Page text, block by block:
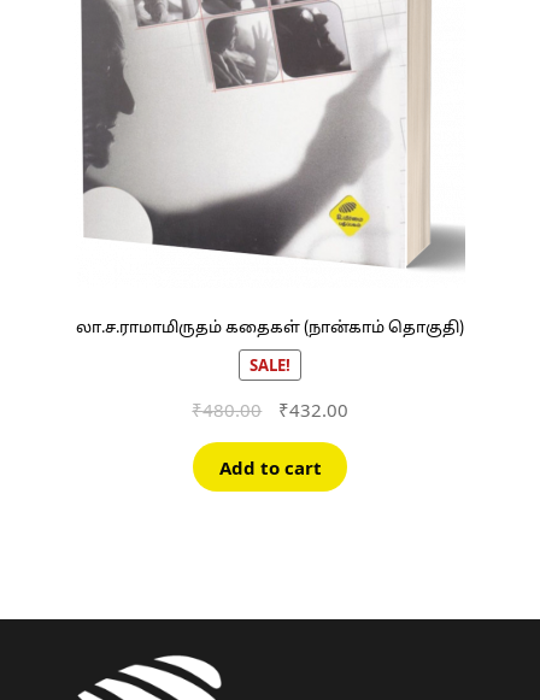
லா.ச.ராமாமிருதம் கதைகள் (நான்காம் தொகுதி)
SALE!
₹480.00
Original
was:
₹480.00.
₹432.00Current
is:
Add to cart